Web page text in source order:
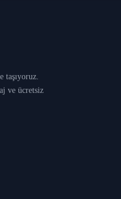
taşıyoruz.
ve ücretsiz